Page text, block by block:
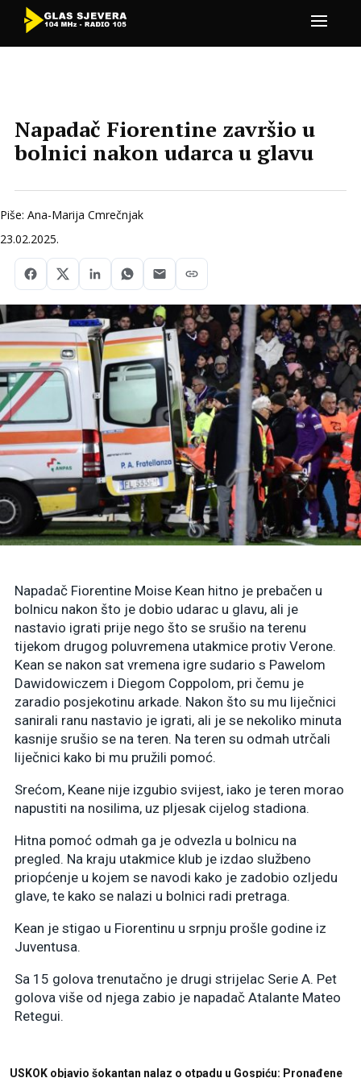
Napadač Fiorentine završio u
bolnici nakon udarca u glavu
Piše: Ana-Marija Cmrečnjak
23.02.2025.
Napadač Fiorentine Moise Kean hitno je prebačen u
bolnicu nakon što je dobio udarac u glavu, ali je
nastavio igrati prije nego što se srušio na terenu
tijekom drugog poluvremena utakmice protiv Verone.
Kean se nakon sat vremena igre sudario s Pawelom
Dawidowiczem i Diegom Coppolom, pri čemu je
zaradio posjekotinu arkade. Nakon što su mu liječnici
sanirali ranu nastavio je igrati, ali je se nekoliko minuta
kasnije srušio se na teren. Na teren su odmah utrčali
liječnici kako bi mu pružili pomoć.
Srećom, Keane nije izgubio svijest, iako je teren morao
napustiti na nosilima, uz pljesak cijelog stadiona.
Hitna pomoć odmah ga je odvezla u bolnicu na
pregled. Na kraju utakmice klub je izdao službeno
priopćenje u kojem se navodi kako je zadobio ozljedu
glave, te kako se nalazi u bolnici radi pretraga.
Kean je stigao u Fiorentinu u srpnju prošle godine iz
Juventusa.
Sa 15 golova trenutačno je drugi strijelac Serie A. Pet
golova više od njega zabio je napadač Atalante Mateo
Retegui.
USKOK objavio šokantan nalaz o otpadu u Gospiću: Pronađene